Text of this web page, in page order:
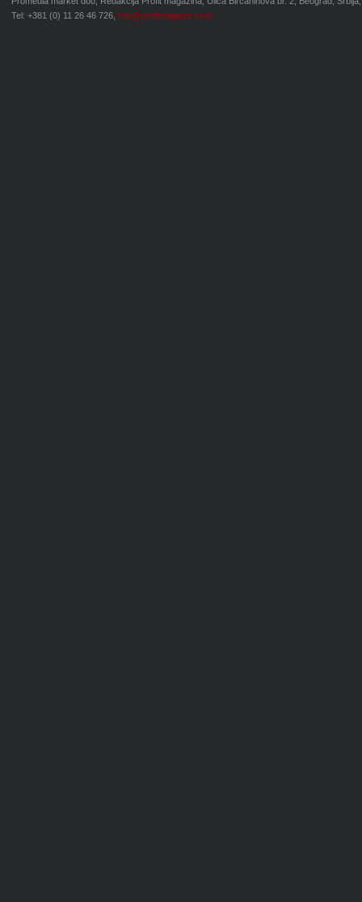
Tel: +381 (0) 11 26 46 726, info@profitmagazin.com